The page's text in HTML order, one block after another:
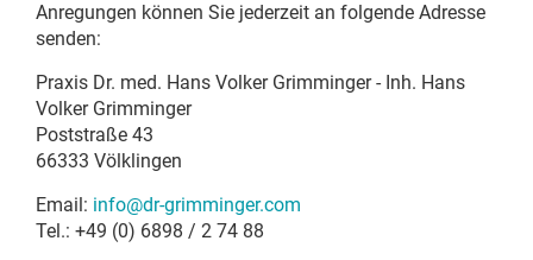
Anregungen können Sie jederzeit an folgende Adresse
senden:
Praxis Dr. med. Hans Volker Grimminger - Inh. Hans
Volker Grimminger
Poststraße 43
66333 Völklingen
Email: info@dr-grimminger.com
Tel.: +49 (0) 6898 / 2 74 88